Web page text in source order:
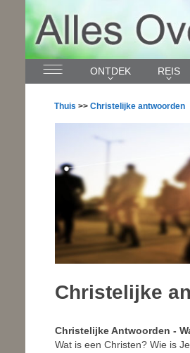
Thuis >> Christelijke antwoorden
Christelijke
Christelijke Antwoorden -
Wat is een Christen? Wie is
ONTDEK REIS